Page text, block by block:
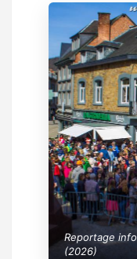
Reportage
(2026)